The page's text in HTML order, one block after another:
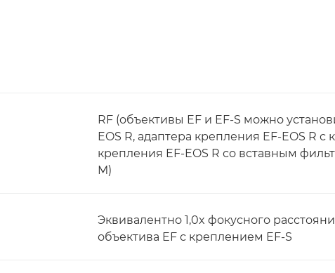
RF (объективы EF и EF-S можно
EOS R, адаптера крепления EF-EOS R
крепления EF-EOS R со вставным
M)
Эквивалентно 1,0x фокусного
объектива EF с креплением EF-S